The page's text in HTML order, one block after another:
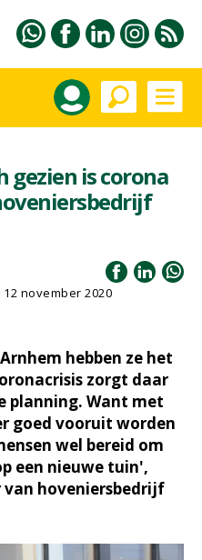
gezien is corona
november 2020
hebben ze het
zorgt daar
planning. Want met
goed vooruit worden
wel bereid om
een nieuwe tuin',
van hoveniersbedrijf